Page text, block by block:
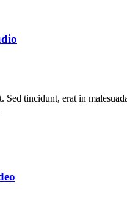
tincidunt, erat in